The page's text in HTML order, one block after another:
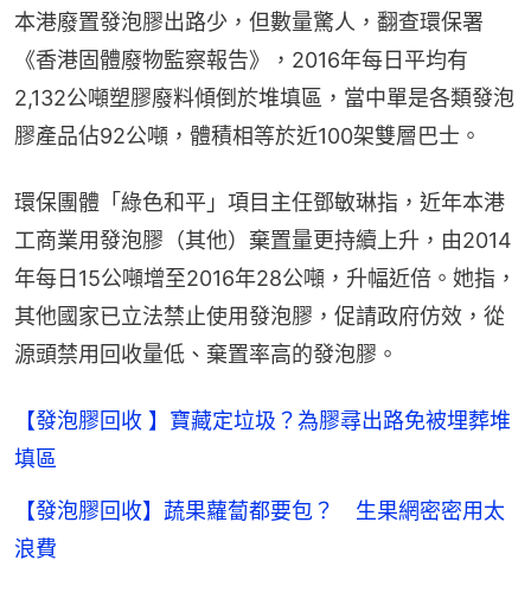
本港廢置發泡膠出路少，但數量驚人，翻查環保署
《香港固體廢物監察報告》，2016年每日平均有
2,132公噸塑膠廢料傾倒於堆填區，當中單是各類發泡
膠產品佔92公噸，體積相等於近100架雙層巴士。
環保團體「綠色和平」項目主任鄧敏琳指，近年本港
工商業用發泡膠（其他）棄置量更持續上升，由2014
年每日15公噸增至2016年28公噸，升幅近倍。她指，
其他國家已立法禁止使用發泡膠，促請政府仿效，從
源頭禁用回收量低、棄置率高的發泡膠。
【發泡膠回收 】寶藏定垃圾？為膠尋出路免被埋葬堆
填區
【發泡膠回收】蔬果蘿蔔都要包？ 生果網密密用太
浪費